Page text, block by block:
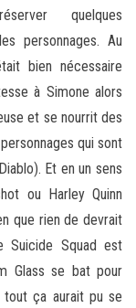
quelques
personnages. Au
bien nécessaire
à Simone alors
et se nourrit des
qui sont
Et en un sens
ou Harley Quinn
que rien de devrait
Squad est
Glass se bat pour
tout ça aurait pu se